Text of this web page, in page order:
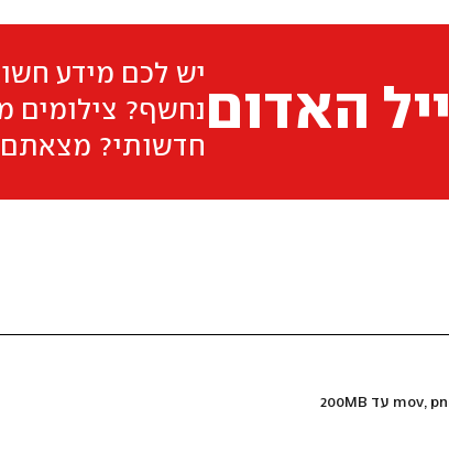
האדום
יש לכם מידע
נחשף? צילומים
חדשותי?